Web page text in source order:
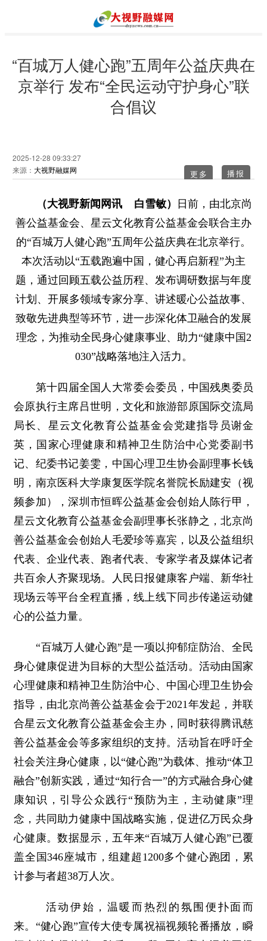
“百城万人健心跑”五周年公益庆典在
京举行 发布“全民运动守护身心”联
合倡议
2025-12-28 09:33:27
来源： 大视野融媒网 更多
（大视野新闻网讯 白雪敏）
日前，由北京尚
善公益基金会、星云文化教育公益基金会联合主办
的“百城万人健心跑”五周年公益庆典在北京举行。
本次活动以“五载跑遍中国，健心再启新程”为主
题，通过回顾五载公益历程、发布调研数据与年度
计划、开展多领域专家分享、讲述暖心公益故事、
致敬先进典型等环节，进一步深化体卫融合的发展
理念，为推动全民身心健康事业、助力“健康中国2
030”战略落地注入活力。
第十四届全国人大常委会委员，中国残奥委员
会原执行主席吕世明，文化和旅游部原国际交流局
局长、星云文化教育公益基金会党建指导员谢金
英，国家心理健康和精神卫生防治中心党委副书
记、纪委书记姜雯，中国心理卫生协会副理事长钱
明，南京医科大学康复医学院名誉院长励建安（视
频参加），深圳市恒晖公益基金会创始人陈行甲，
星云文化教育公益基金会副理事长张静之，北京尚
善公益基金会创始人毛爱珍等嘉宾，以及公益组织
代表、企业代表、跑者代表、专家学者及媒体记者
共百余人齐聚现场。人民日报健康客户端、新华社
现场云等平台全程直播，线上线下同步传递运动健
心的公益力量。
“百城万人健心跑”是一项以抑郁症防治、全民
身心健康促进为目标的大型公益活动。活动由国家
心理健康和精神卫生防治中心、中国心理卫生协会
指导，由北京尚善公益基金会于2021年发起，并联
合星云文化教育公益基金会主办，同时获得腾讯慈
善公益基金会等多家组织的支持。活动旨在呼吁全
社会关注身心健康，以“健心跑”为载体、推动“体卫
融合”创新实践，通过“知行合一”的方式融合身心健
康知识，引导公众践行“预防为主，主动健康”理
念，共同助力健康中国战略实施，促进亿万民众身
心健康。数据显示，五年来“百城万人健心跑”已覆
盖全国346座城市，组建超1200多个健心跑团，累
计参与者超38万人次。
活动伊始，温暖而热烈的氛围便扑面而
来。“健心跑”宣传大使专属祝福视频轮番播放，瞬